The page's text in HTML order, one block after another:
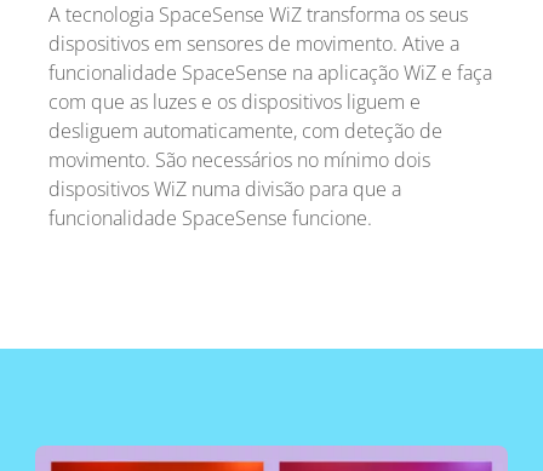
A tecnologia SpaceSense WiZ transforma os seus
dispositivos em sensores de movimento. Ative a
funcionalidade SpaceSense na aplicação WiZ e faça
com que as luzes e os dispositivos liguem e
desliguem automaticamente, com deteção de
movimento. São necessários no mínimo dois
dispositivos WiZ numa divisão para que a
funcionalidade SpaceSense funcione.